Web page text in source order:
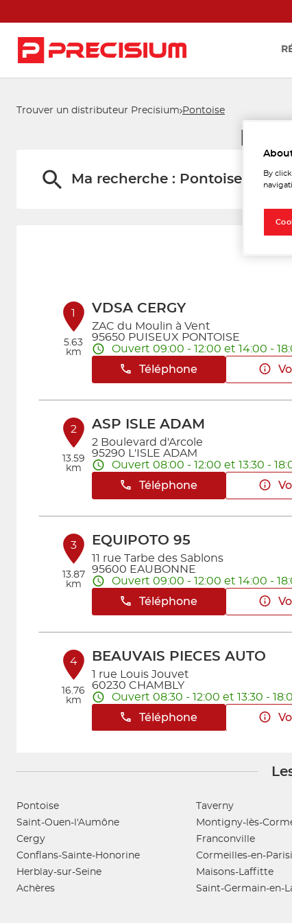
Trouver un distributeur Precisium Pontoise
Ma recherche : Pontoise
1
5.63
km
VDSA CERGY
ZAC du Moulin à Vent
95650 PUISEUX PONTOISE
Ouvert 09:00 - 12:00 et 14:00 -
Téléphone
2
13.59
km
ASP ISLE ADAM
2 Boulevard d'Arcole
95290 L'ISLE ADAM
Ouvert 08:00 - 12:00 et 13:30 -
Téléphone
3
13.87
km
EQUIPOTO 95
11 rue Tarbe des Sablons
95600 EAUBONNE
Ouvert 09:00 - 12:00 et 14:00 -
Téléphone
4
16.76
km
BEAUVAIS PIECES AUTO
1 rue Louis Jouvet
60230 CHAMBLY
Ouvert 08:30 - 12:00 et 13:30 -
Téléphone
VDSA DOMONT
Ouvert 09:00 - 12:00 et 14:00 -
Téléphone
Pontoise
Saint-Ouen-l'Aumône
Cergy
Conflans-Sainte-Honorine
Herblay-sur-Seine
Achères
Taverny
Montigny-lès-
Franconville
Cormeilles-en-
Maisons-Laffitte
Saint-Germain-en-
By